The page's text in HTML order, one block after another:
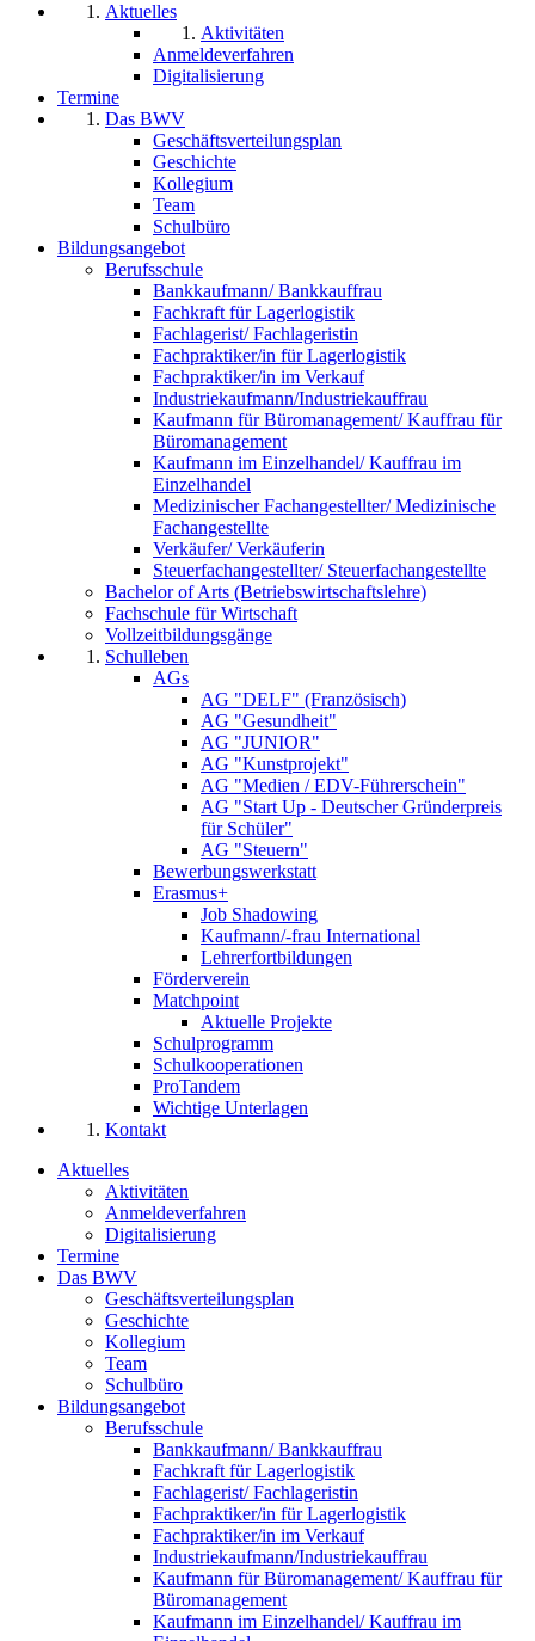
Aktuelles
Aktivitäten
Anmeldeverfahren
Digitalisierung
Termine
Das BWV
Geschäftsverteilungsplan
Geschichte
Kollegium
Team
Schulbüro
Bildungsangebot
Berufsschule
Bankkaufmann/ Bankkauffrau
Fachkraft für Lagerlogistik
Fachlagerist/ Fachlageristin
Fachpraktiker/in für Lagerlogistik
Fachpraktiker/in im Verkauf
Industriekaufmann/Industriekauffrau
Kaufmann für Büromanagement/ Kauffrau für
Büromanagement
Kaufmann im Einzelhandel/ Kauffrau im
Einzelhandel
Medizinischer Fachangestellter/ Medizinische
Fachangestellte
Verkäufer/ Verkäuferin
Steuerfachangestellter/ Steuerfachangestellte
Bachelor of Arts (Betriebswirtschaftslehre)
Fachschule für Wirtschaft
Vollzeitbildungsgänge
Schulleben
AGs
AG "DELF" (Französisch)
AG "Gesundheit"
AG "JUNIOR"
AG "Kunstprojekt"
AG "Medien / EDV-Führerschein"
AG "Start Up - Deutscher Gründerpreis
für Schüler"
AG "Steuern"
Bewerbungswerkstatt
Erasmus+
Job Shadowing
Kaufmann/-frau International
Lehrerfortbildungen
Förderverein
Matchpoint
Aktuelle Projekte
Schulprogramm
Schulkooperationen
ProTandem
Wichtige Unterlagen
Kontakt
Aktuelles
Aktivitäten
Anmeldeverfahren
Digitalisierung
Termine
Das BWV
Geschäftsverteilungsplan
Geschichte
Kollegium
Team
Schulbüro
Bildungsangebot
Berufsschule
Bankkaufmann/ Bankkauffrau
Fachkraft für Lagerlogistik
Fachlagerist/ Fachlageristin
Fachpraktiker/in für Lagerlogistik
Fachpraktiker/in im Verkauf
Industriekaufmann/Industriekauffrau
Kaufmann für Büromanagement/ Kauffrau für
Büromanagement
Kaufmann im Einzelhandel/ Kauffrau im